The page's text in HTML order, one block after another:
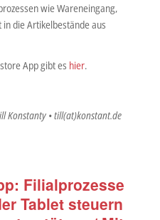
wie Wareneingang,
die Artikelbestände aus
App gibt es hier.
Konstanty • till(at)konstant.de
Filialprozesse
Tablet steuern